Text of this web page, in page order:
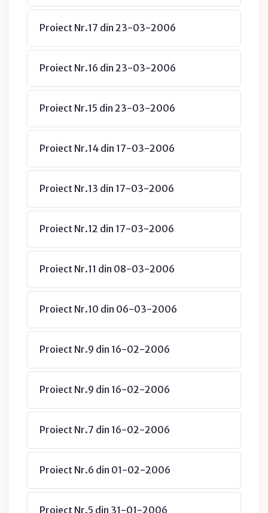
Proiect Nr.17 din 23-03-2006
Proiect Nr.16 din 23-03-2006
Proiect Nr.15 din 23-03-2006
Proiect Nr.14 din 17-03-2006
Proiect Nr.13 din 17-03-2006
Proiect Nr.12 din 17-03-2006
Proiect Nr.11 din 08-03-2006
Proiect Nr.10 din 06-03-2006
Proiect Nr.9 din 16-02-2006
Proiect Nr.9 din 16-02-2006
Proiect Nr.7 din 16-02-2006
Proiect Nr.6 din 01-02-2006
Proiect Nr.5 din 31-01-2006